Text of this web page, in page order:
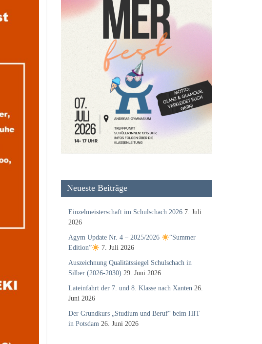
Neueste Beiträge
Einzelmeisterschaft im Schulschach 2026 7. Juli
2026
Agym Update Nr. 4 – 2025/2026
“Summer
Edition”
7. Juli 2026
Auszeichnung Qualitätssiegel Schulschach in
Silber (2026-2030) 29. Juni 2026
Lateinfahrt der 7. und 8. Klasse nach Xanten 26.
Juni 2026
Der Grundkurs „Studium und Beruf“ beim HIT
in Potsdam 26. Juni 2026